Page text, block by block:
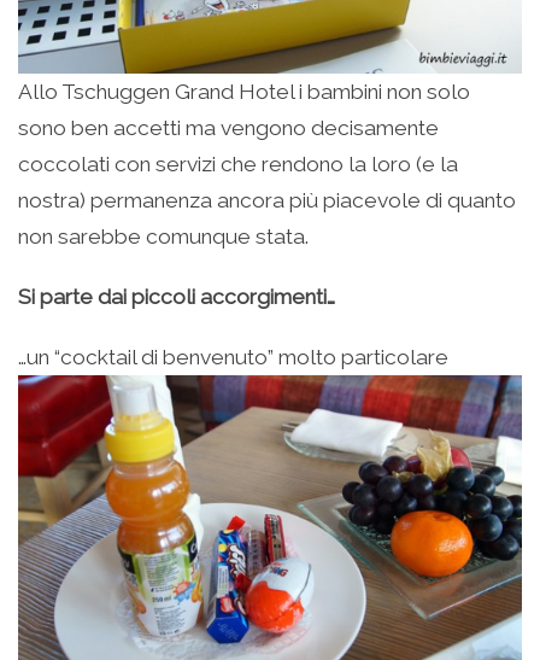
Allo Tschuggen Grand Hotel i bambini non solo
sono ben accetti ma vengono decisamente
coccolati con servizi che rendono la loro (e la
nostra) permanenza ancora più piacevole di quanto
non sarebbe comunque stata.
Si parte dai piccoli accorgimenti…
…un “cocktail di benvenuto” molto particolare